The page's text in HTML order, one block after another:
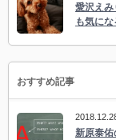
愛沢え
も気にな
おすすめ記事
新原泰